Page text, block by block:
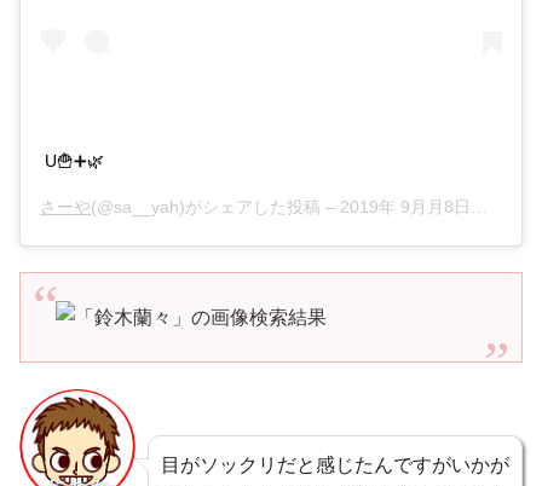
U🍟➕🌿
さーや(@sa__yah)がシェアした投稿 – 2019年 9月月8日午前2時32分PDT
目がソックリだと感じたんですがいかが